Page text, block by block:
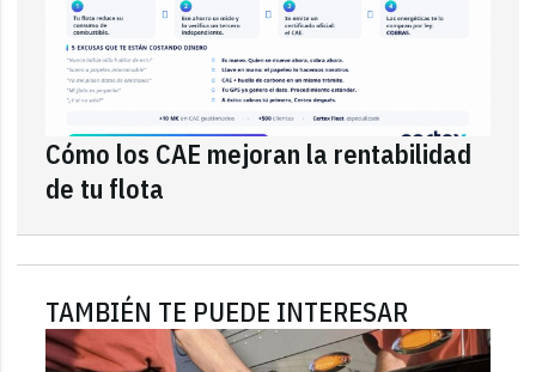
Cómo los CAE mejoran la rentabilidad
de tu flota
TAMBIÉN TE PUEDE INTERESAR